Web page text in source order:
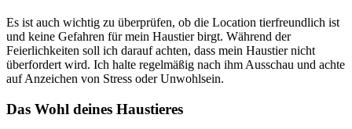
Es ist auch wichtig zu überprüfen, ob die Location tierfreundlich ist
und keine Gefahren für mein Haustier birgt. Während der
Feierlichkeiten soll ich darauf achten, dass mein Haustier nicht
überfordert wird. Ich halte regelmäßig nach ihm Ausschau und achte
auf Anzeichen von Stress oder Unwohlsein.
Das Wohl deines Haustieres